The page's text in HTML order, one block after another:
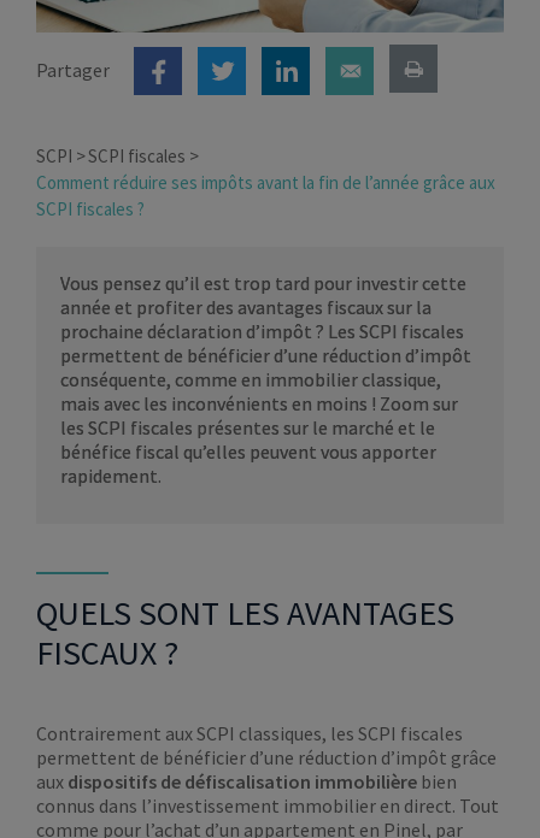
Partager
SCPI
SCPI fiscales
Comment réduire ses impôts avant la fin de l’année grâce aux
SCPI fiscales ?
Vous pensez qu’il est trop tard pour investir cette
année et profiter des avantages fiscaux sur la
prochaine déclaration d’impôt ? Les SCPI fiscales
permettent de bénéficier d’une réduction d’impôt
conséquente, comme en immobilier classique,
mais avec les inconvénients en moins ! Zoom sur
les SCPI fiscales présentes sur le marché et le
bénéfice fiscal qu’elles peuvent vous apporter
rapidement.
QUELS SONT LES AVANTAGES
FISCAUX ?
Contrairement aux SCPI classiques, les SCPI fiscales
permettent de bénéficier d’une réduction d’impôt grâce
aux dispositifs de défiscalisation immobilière bien
connus dans l’investissement immobilier en direct. Tout
comme pour l’achat d’un appartement en Pinel, par